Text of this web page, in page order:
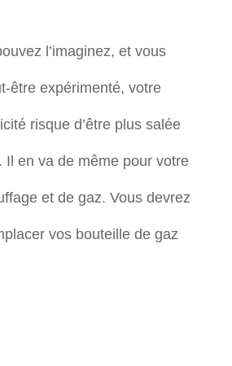
l’imaginez, et vous
être expérimenté, votre
risque d’être plus salée
Il en va de même pour votre
et de gaz. Vous devrez
vos bouteille de gaz